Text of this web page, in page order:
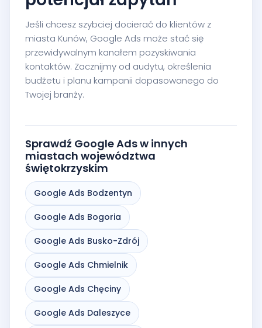
Jeśli chcesz szybciej docierać do klientów z
miasta Kunów, Google Ads może stać się
przewidywalnym kanałem pozyskiwania
kontaktów. Zacznijmy od audytu, określenia
budżetu i planu kampanii dopasowanego do
Twojej branży.
Sprawdź Google Ads w innych
miastach województwa
świętokrzyskim
Google Ads Bodzentyn
Google Ads Bogoria
Google Ads Busko-Zdrój
Google Ads Chmielnik
Google Ads Chęciny
Google Ads Daleszyce